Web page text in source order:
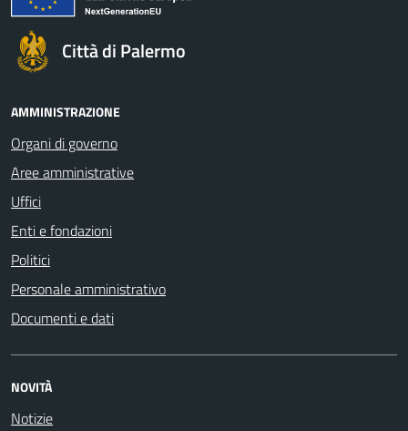
Città di Palermo
AMMINISTRAZIONE
Organi di governo
Aree amministrative
Uffici
Enti e fondazioni
Politici
Personale amministrativo
Documenti e dati
NOVITÀ
Notizie